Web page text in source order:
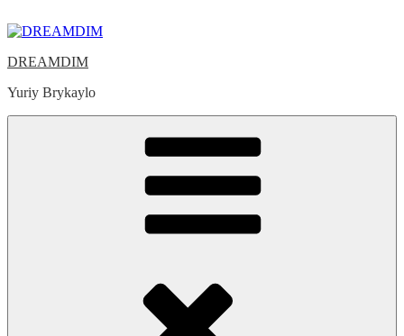
to
DREAMDIM
Yuriy Brykaylo